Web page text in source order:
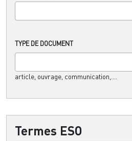
TYPE DE DOCUMENT
article, ouvrage, communication,....
Termes ESO